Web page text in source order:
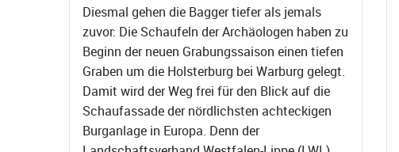
Diesmal gehen die Bagger tiefer als jemals
zuvor: Die Schaufeln der Archäologen haben zu
Beginn der neuen Grabungssaison einen tiefen
Graben um die Holsterburg bei Warburg gelegt.
Damit wird der Weg frei für den Blick auf die
Schaufassade der nördlichsten achteckigen
Burganlage in Europa. Denn der